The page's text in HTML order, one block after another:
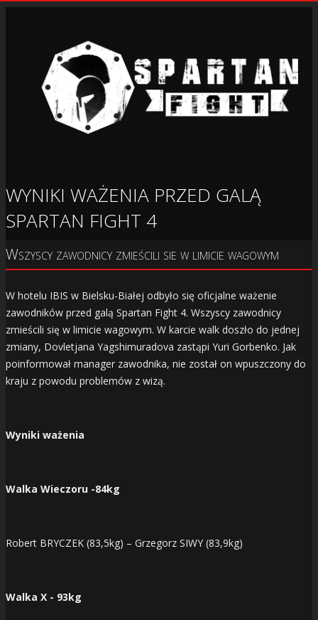
WYNIKI WAŻENIA PRZED GALĄ
SPARTAN FIGHT 4
Wszyscy zawodnicy zmieścili sie w limicie wagowym
W hotelu IBIS w Bielsku-Białej odbyło się oficjalne ważenie
zawodników przed galą Spartan Fight 4. Wszyscy zawodnicy
zmieścili się w limicie wagowym. W karcie walk doszło do jednej
zmiany, Dovletjana Yagshimuradova zastąpi Yuri Gorbenko. Jak
poinformował manager zawodnika, nie został on wpuszczony do
kraju z powodu problemów z wizą.
Wyniki ważenia
Walka Wieczoru -84kg
Robert BRYCZEK (83,5kg) – Grzegorz SIWY (83,9kg)
Walka X - 93kg